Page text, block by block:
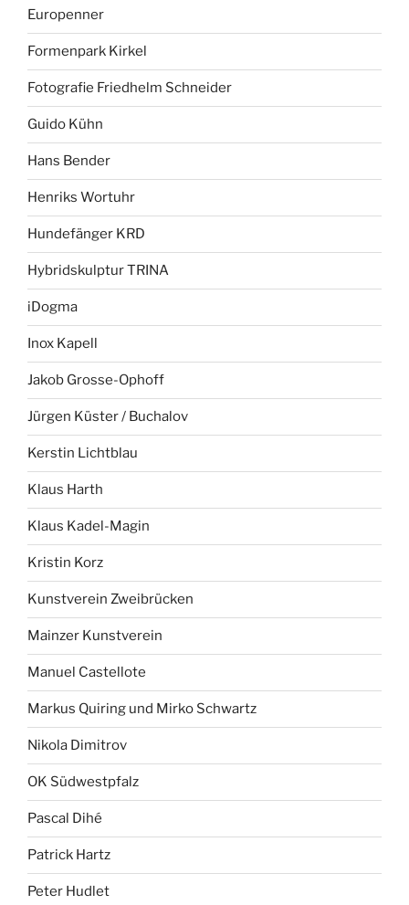
Europenner
Formenpark Kirkel
Fotografie Friedhelm Schneider
Guido Kühn
Hans Bender
Henriks Wortuhr
Hundefänger KRD
Hybridskulptur TRINA
iDogma
Inox Kapell
Jakob Grosse-Ophoff
Jürgen Küster / Buchalov
Kerstin Lichtblau
Klaus Harth
Klaus Kadel-Magin
Kristin Korz
Kunstverein Zweibrücken
Mainzer Kunstverein
Manuel Castellote
Markus Quiring und Mirko Schwartz
Nikola Dimitrov
OK Südwestpfalz
Pascal Dihé
Patrick Hartz
Peter Hudlet